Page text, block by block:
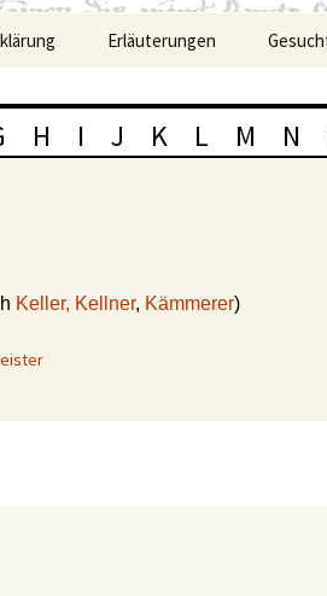
Erläuterungen
H I J K L M N
Keller, Kellner, Kämmerer)